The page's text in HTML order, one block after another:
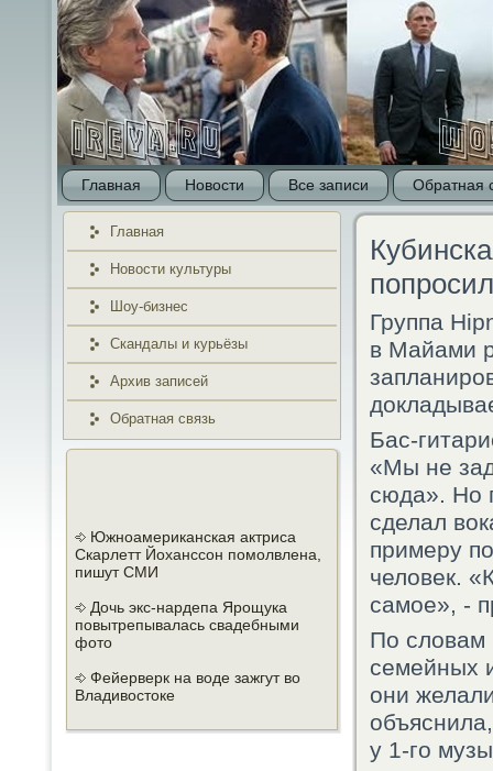
Главная Новости Все записи Обратная
Главная
Новости культуры
Шоу-бизнес
Скандалы и курьёзы
Архив записей
Обратная связь
Южноамериканская актриса
Скарлетт Йоханссон помолвлена,
пишут СМИ
Дочь экс-нардепа Ярощука
повытрепывалась свадебными
фото
Фейерверк на воде зажгут во
Владивостоке
Группа
в Майами
Бас-
«Мы не
сюда». Но
сделал
примеру
человек.
самое», -
По словам
семейных
они
у 1-го